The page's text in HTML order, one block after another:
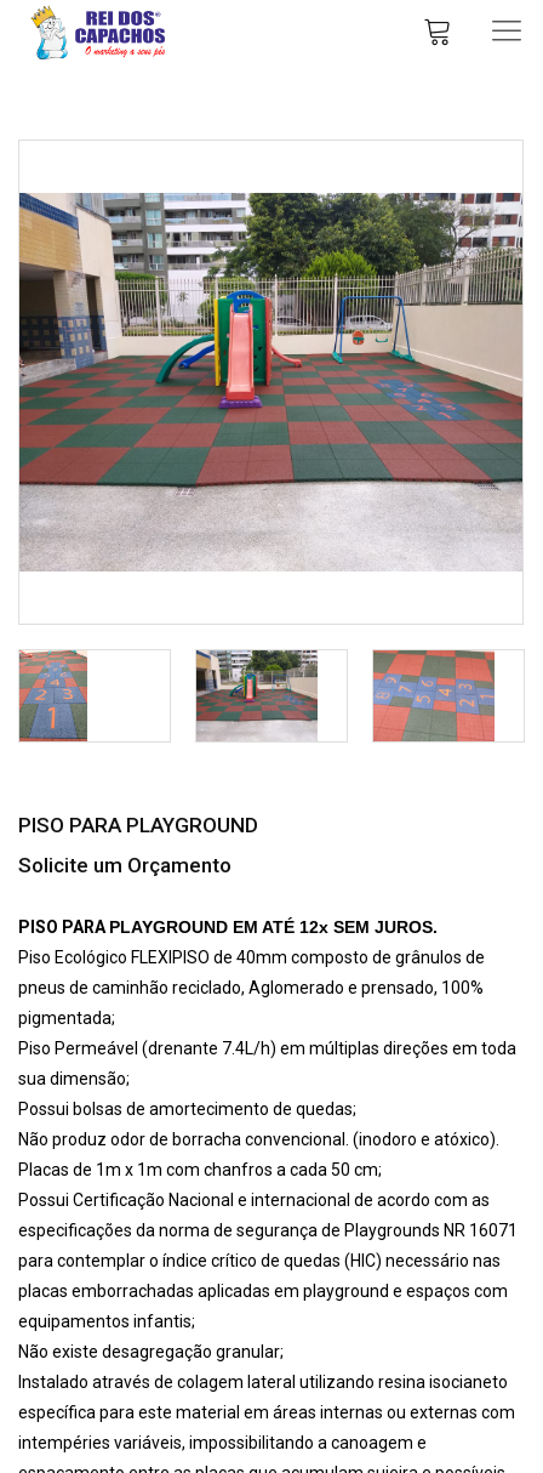
PISO PARA PLAYGROUND
Solicite um Orçamento
PISO PARA PLAYGROUND EM ATÉ 12x SEM JUROS.
Piso Ecológico FLEXIPISO de 40mm composto de grânulos de
pneus de caminhão reciclado, Aglomerado e prensado, 100%
pigmentada;
Piso Permeável (drenante 7.4L/h) em múltiplas direções em toda
sua dimensão;
Possui bolsas de amortecimento de quedas;
Não produz odor de borracha convencional. (inodoro e atóxico).
Placas de 1m x 1m com chanfros a cada 50 cm;
Possui Certificação Nacional e internacional de acordo com as
especificações da norma de segurança de Playgrounds NR 16071
para contemplar o índice crítico de quedas (HIC) necessário nas
placas emborrachadas aplicadas em playground e espaços com
equipamentos infantis;
Não existe desagregação granular;
Instalado através de colagem lateral utilizando resina isocianeto
específica para este material em áreas internas ou externas com
intempéries variáveis, impossibilitando a canoagem e